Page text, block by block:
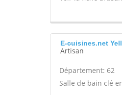
E-cuisines.net
Artisan
Département: 62
Salle de bain clé